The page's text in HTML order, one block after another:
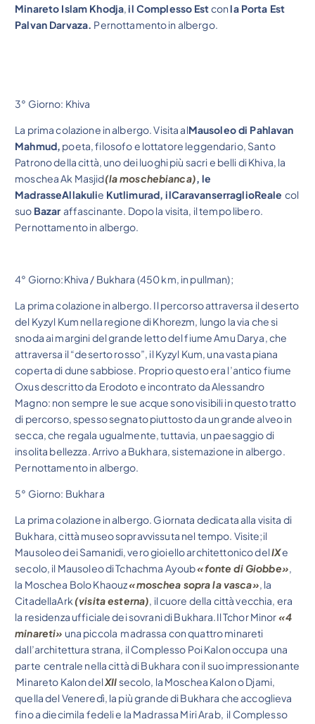
Minareto Islam Khodja,il Complesso Estconla Porta Est
Palvan Darvaza. Pernottamento in albergo.
3° Giorno: Khiva
La prima colazione in albergo. Visita alMausoleo di Pahlavan
Mahmud, poeta, filosofo e lottatore leggendario, Santo
Patrono della città, uno dei luoghi più sacri e belli di Khiva, la
moschea Ak Masjid(la moschebianca), le
MadrasseAllakulie Kutlimurad, ilCaravanserraglioReale col
suo Bazar affascinante. Dopo la visita, il tempo libero.
Pernottamento in albergo.
4° Giorno:Khiva / Bukhara (450 km, in pullman);
La prima colazione in albergo. Il percorso attraversa il deserto
del Kyzyl Kum nella regione di Khorezm, lungo la via che si
snoda ai margini del grande letto del fiume Amu Darya, che
attraversa il “deserto rosso”, il Kyzyl Kum, una vasta piana
coperta di dune sabbiose. Proprio questo era l’antico fiume
Oxus descritto da Erodoto e incontrato da Alessandro
Magno: non sempre le sue acque sono visibili in questo tratto
di percorso, spesso segnato piuttosto da un grande alveo in
secca, che regala ugualmente, tuttavia, un paesaggio di
insolita bellezza. Arrivo a Bukhara, sistemazione in albergo.
Pernottamento in albergo.
5° Giorno: Bukhara
La prima colazione in albergo. Giornata dedicata alla visita di
Bukhara, città museo sopravvissuta nel tempo. Visite;il
Mausoleo dei Samanidi, vero gioiello architettonico delIXe
secolo, il Mausoleo di Tchachma Ayoub«fonte di Giobbe»,
la Moschea Bolo Khaouz«moschea sopra la vasca», la
CitadellaArk (visita esterna), il cuore della città vecchia, era
la residenza ufficiale dei sovrani di Bukhara.Il Tchor Minor«4
minareti» una piccola madrassa con quattro minareti
dall’architettura strana, il Complesso Poi Kalon occupa una
parte centrale nella città di Bukhara con il suo impressionante
Minareto Kalon delXIIsecolo, la Moschea Kalon o Djami,
quella del Veneredì, la più grande di Bukhara che accoglieva
fino a diecimila fedeli e la Madrassa Miri Arab, il Complesso